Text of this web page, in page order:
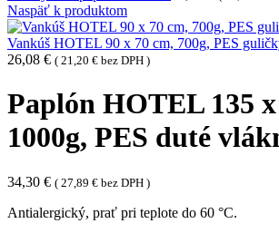
Naspäť k produktom
Vankúš HOTEL 90 x 70 cm, 700g, PES
26,08 € ( 21,20 € bez DPH )
Paplón HOTEL 135
1000g, PES duté
34,30 € ( 27,89 € bez DPH )
Antialergický, prať pri teplote do 60 °C.